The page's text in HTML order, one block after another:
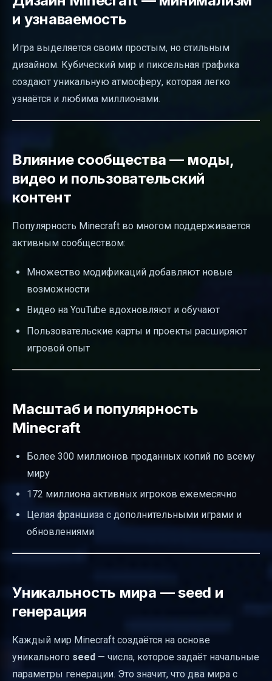
и узнаваемость
Игра выделяется своим простым, но стильным
дизайном. Кубический мир и пиксельная графика
создают уникальную атмосферу, которая легко
узнаётся и любима миллионами.
Влияние сообщества — моды,
видео и пользовательский
контент
Популярность Minecraft во многом поддерживается
активным сообществом:
Множество модификаций добавляют новые
возможности
Видео на YouTube вдохновляют и обучают
Пользовательские карты и проекты расширяют
игровой опыт
Масштаб и популярность
Minecraft
Более 300 миллионов проданных копий по всему
миру
172 миллиона активных игроков ежемесячно
Целая франшиза с дополнительными играми и
обновлениями
Уникальность мира — seed и
генерация
Каждый мир Minecraft создаётся на основе
уникального seed — числа, которое задаёт начальные
параметры генерации. Это значит, что два мира с